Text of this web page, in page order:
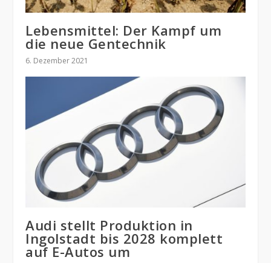
Lebensmittel: Der Kampf um
die neue Gentechnik
6. Dezember 2021
Audi stellt Produktion in
Ingolstadt bis 2028 komplett
auf E-Autos um